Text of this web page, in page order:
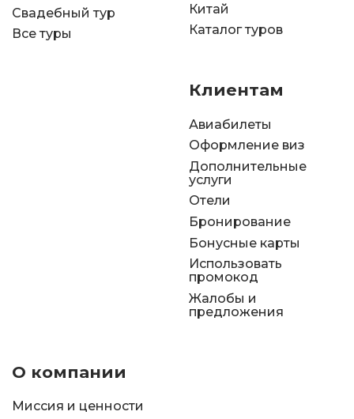
Свадебный тур
Все туры
Китай
Каталог туров
Клиентам
Авиабилеты
Оформление виз
Дополнительные
услуги
Отели
Бронирование
Бонусные карты
Использовать
промокод
Жалобы и
предложения
О компании
Миссия и ценности